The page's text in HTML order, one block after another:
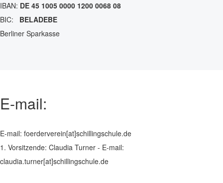
IBAN: DE 45 1005 0000 1200 0068 08
BIC: BELADEBE
Berliner Sparkasse
E-mail:
E-mail: foerderverein[at]schillingschule.de
1. Vorsitzende: Claudia Turner - E-mail:
claudia.turner[at]schillingschule.de